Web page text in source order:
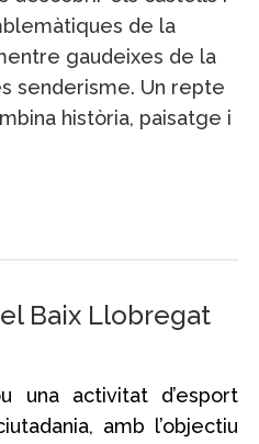
de la
gaudeixes de la
senderisme. Un repte
història, paisatge i
Baix Llobregat
una activitat d’esport
amb l’objectiu